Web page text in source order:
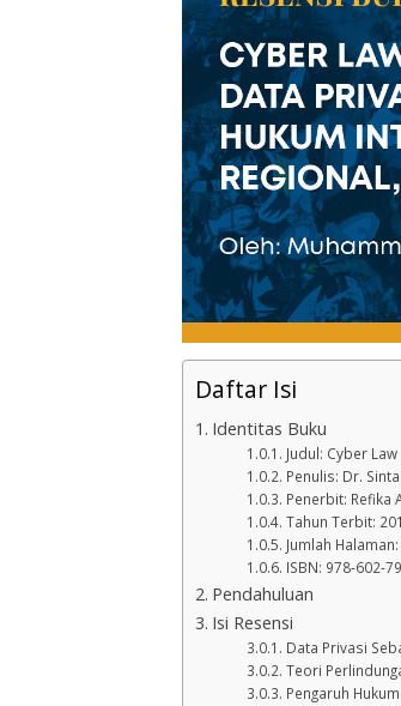
Daftar Isi
Identitas Buku
Judul: Cyber
Penulis: Dr.
Penerbit: Refika
Tahun Terbit:
Jumlah
ISBN: 978-602-
Pendahuluan
Isi Resensi
Data Privasi
Teori
Pengaruh